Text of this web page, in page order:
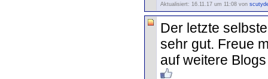
Aktualisiert: 16.11.17 um 11:08 von
Der letzte
sehr gut. Freue
auf weitere Blogs